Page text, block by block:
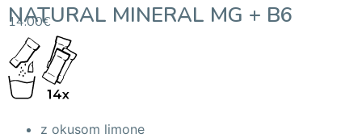
NATURAL MINERAL MG + B6
14.00€
z okusom limone